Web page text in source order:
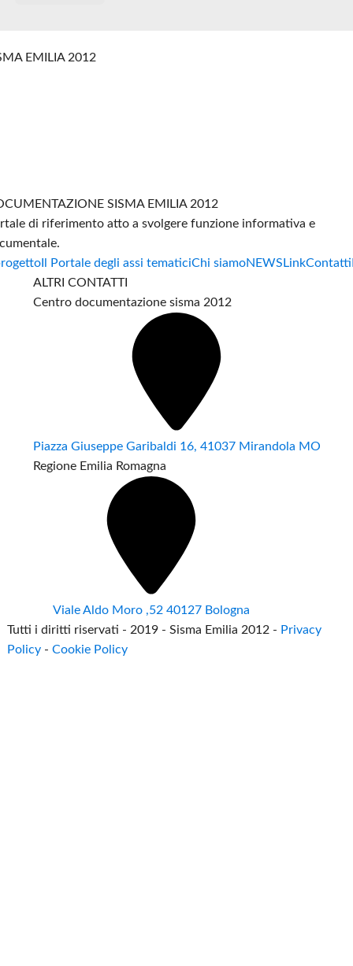
EMILIA 2012
SISMA EMILIA 2012
di riferimento atto a svolgere funzione informativa e
Il Portale degli assi tematiciChi siamoNEWS LinkContatti
ALTRI CONTATTI
Centro documentazione sisma 2012
Piazza Giuseppe Garibaldi 16, 41037 Mirandola MO
Regione Emilia Romagna
Viale Aldo Moro ,52 40127 Bologna
Tutti i diritti riservati - 2019 - Sisma Emilia 2012 - Privacy
Policy -Cookie Policy